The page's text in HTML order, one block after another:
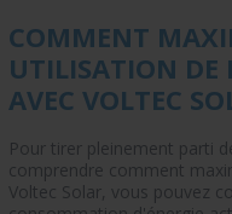
COMMENT
UTILISATION DE
AVEC VOLTEC
Pour tirer pleinement parti
comprendre comment
Voltec Solar, vous pouvez